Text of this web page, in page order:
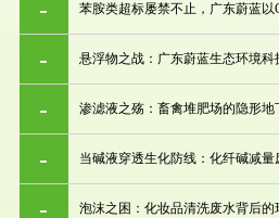
苯胺类超标屡禁不止，广东蔚蓝以
悬浮物之战：广东蔚蓝生态环境科
渗滤液之殇：畜禽堆肥场的隐形地
当碱液穿透生化防线：化纤碱减量
泡沫之困：化妆品清洗废水背后的